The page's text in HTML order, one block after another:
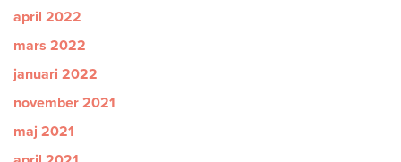
april 2022
mars 2022
januari 2022
november 2021
maj 2021